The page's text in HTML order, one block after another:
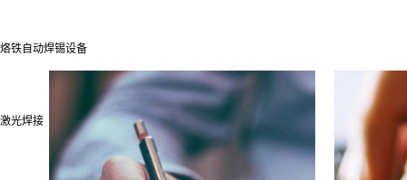
烙铁自动焊锡设备
激光焊接